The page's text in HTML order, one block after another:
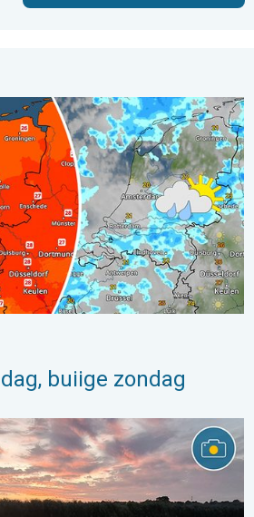
zondag. Weekendweer. . . vrijdag
buiige zondag
de week!. Weer&Radar uploader. . .